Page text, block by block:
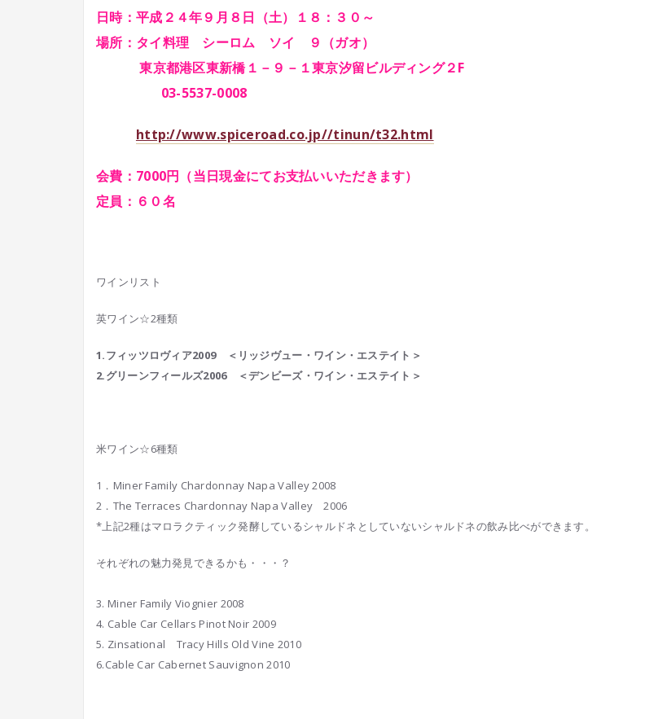
日時：平成２４年９月８日（土）１８：３０～
場所：タイ料理 シーロム ソイ ９（ガオ）
東京都港区東新橋１－９－１東京汐留ビルディング２F
03-5537-0008
http://www.spiceroad.co.jp//tinun/t32.html
会費：7000円（当日現金にてお支払いいただきます）
定員：６０名
ワインリスト
英ワイン☆2種類
1.フィッツロヴィア2009 ＜リッジヴュー・ワイン・エステイト＞
2.グリーンフィールズ2006
＜デンビーズ・ワイン・エステイト＞
米ワイン☆6種類
1．Miner Family Chardonnay Napa Valley 2008
2．The Terraces Chardonnay Napa Valley 2006
*上記2種はマロラクティック発酵しているシャルドネとしていないシャルドネの飲み比べができます。
それぞれの魅力発見できるかも・・・？
3. Miner Family Viognier 2008
4. Cable Car Cellars Pinot Noir 2009
5. Zinsational Tracy Hills Old Vine 2010
6.Cable Car Cabernet Sauvignon 2010